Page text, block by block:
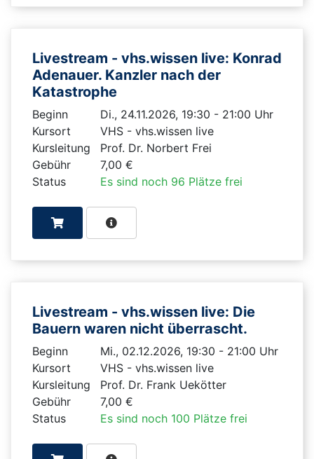
Livestream - vhs.wissen live: Konrad
Adenauer. Kanzler nach der
Katastrophe
Beginn
Di., 24.11.2026, 19:30 - 21:00 Uhr
Kursort
VHS - vhs.wissen live
Kursleitung
Prof. Dr. Norbert Frei
Gebühr
7,00 €
Status
Es sind noch 96 Plätze frei
Livestream - vhs.wissen live: Die
Bauern waren nicht überrascht.
Beginn
Mi., 02.12.2026, 19:30 - 21:00 Uhr
Kursort
VHS - vhs.wissen live
Kursleitung
Prof. Dr. Frank Uekötter
Gebühr
7,00 €
Status
Es sind noch 100 Plätze frei